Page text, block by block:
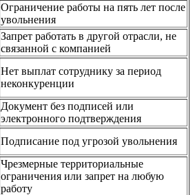
Ограничение работы на пять лет после
увольнения
Запрет работать в другой отрасли, не
связанной с компанией
Нет выплат сотруднику за период
неконкуренции
Документ без подписей или
электронного подтверждения
Подписание под угрозой увольнения
Чрезмерные территориальные
ограничения или запрет на любую
работу